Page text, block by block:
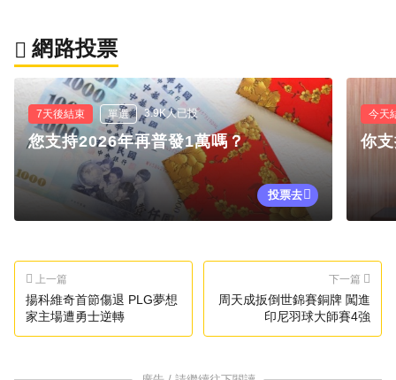
網路投票
7天後結束 單選 3.9K人已投
您支持2026年再普發1萬嗎？
投票去
今天
你
上一篇
揚科維奇首節傷退 PLG夢想
家主場遭勇士逆轉
下一篇
周天成扳倒世錦賽銅牌 闖進
印尼羽球大師賽4強